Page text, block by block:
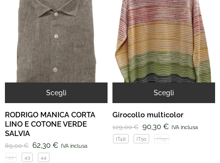
Scegli
RODRIGO MANICA CORTA
LINO E COTONE VERDE
SALVIA
89,00€ 62,30 € IVA inclusa
41 43 44
Scegli
Girocollo multicolor
129,00€ 90,30 € IVA inclusa
IT48 IT50 IT52